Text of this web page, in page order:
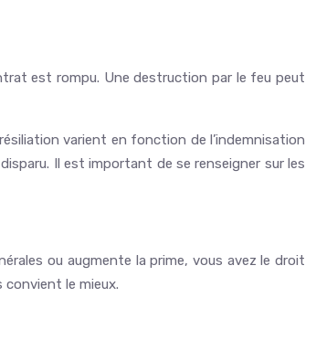
est rompu. Une destruction par le feu peut
varient en fonction de l’indemnisation
Il est important de se renseigner sur les
ou augmente la prime, vous avez le droit
le mieux.